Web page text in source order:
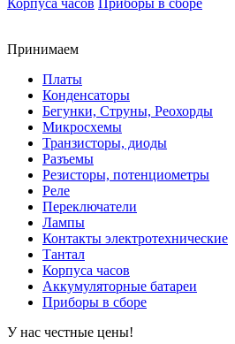
Принимаем
Платы
Конденсаторы
Бегунки, Струны, Реохорды
Микросхемы
Транзисторы, диоды
Разъемы
Резисторы, потенциометры
Реле
Переключатели
Лампы
Контакты электротехнические
Тантал
Корпуса часов
Аккумуляторные батареи
Приборы в сборе
У нас честные цены!